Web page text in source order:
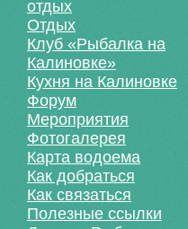
отдых
Отдых
Клуб «Рыбалка на
Калиновке»
Кухня на Калиновке
Форум
Мероприятия
Фотогалерея
Карта водоема
Как добраться
Как связаться
Полезные ссылки